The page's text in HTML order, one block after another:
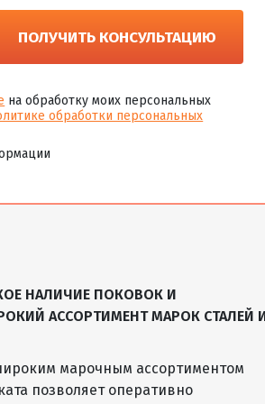
ПВ, ПО О, НО По запросу
ПВ, ПО По запросу
ПВ, ПО О, НО По запросу
ПВ, ПО
ПВ, ПО О, НО По запросу
ПВ, ПО О, НО По запросу
ПОЛУЧИТЬ КОНСУЛЬТАЦИЮ
на обработку моих персональных
обработки персональных
НАЛИЧИЕ ПОКОВОК И
АССОРТИМЕНТ МАРОК СТАЛЕЙ
марочным ассортиментом
позволяет оперативно